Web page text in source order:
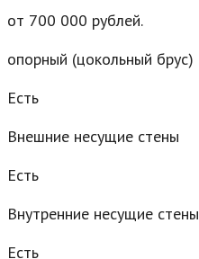
от 700 000 рублей.
опорный (цокольный брус)
Есть
Внешние несущие стены
Есть
Внутренние несущие стены
Есть